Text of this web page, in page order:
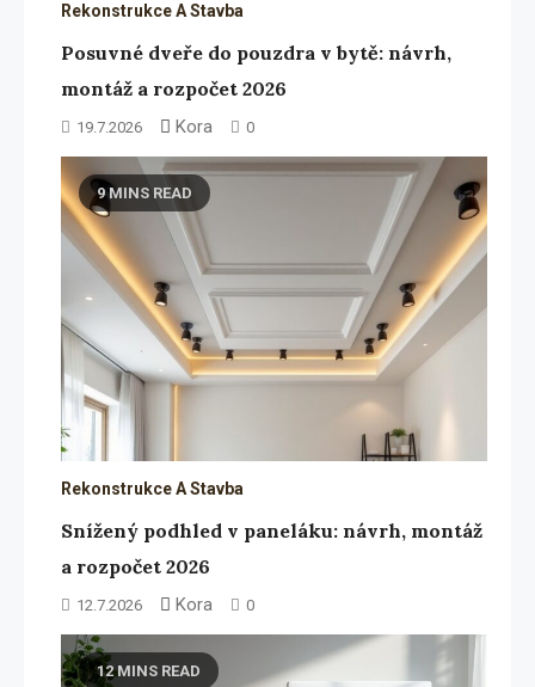
Rekonstrukce A Stavba
Posuvné dveře do pouzdra v bytě: návrh,
montáž a rozpočet 2026
19.7.2026 Kora 0
9 MINS READ
Rekonstrukce A Stavba
Snížený podhled v paneláku: návrh, montáž
a rozpočet 2026
12.7.2026 Kora 0
12 MINS READ